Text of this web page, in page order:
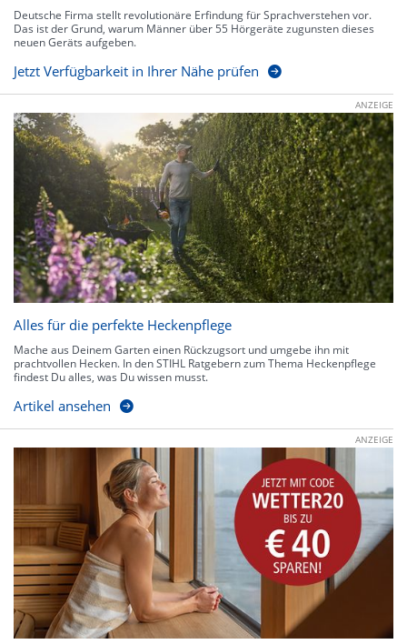
Deutsche Firma stellt revolutionäre Erfindung für Sprachverstehen vor.
Das ist der Grund, warum Männer über 55 Hörgeräte zugunsten dieses
neuen Geräts aufgeben.
Jetzt Verfügbarkeit in Ihrer Nähe prüfen
ANZEIGE
Alles für die perfekte Heckenpflege
Mache aus Deinem Garten einen Rückzugsort und umgebe ihn mit
prachtvollen Hecken. In den STIHL Ratgebern zum Thema Heckenpflege
findest Du alles, was Du wissen musst.
Artikel ansehen
ANZEIGE